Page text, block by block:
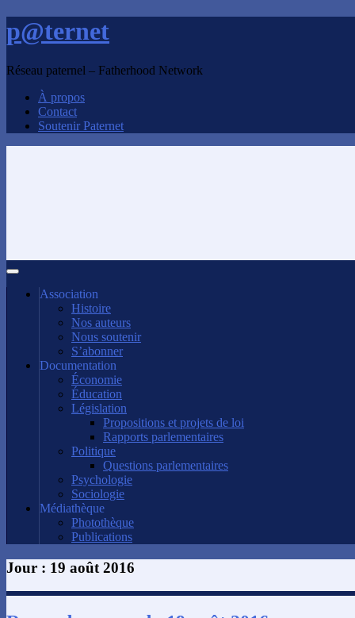
p@ternet
Réseau paternel – Fatherhood Network
À propos
Contact
Soutenir Paternet
Association
Histoire
Nos auteurs
Nous soutenir
S’abonner
Documentation
Économie
Éducation
Législation
Propositions et projets de loi
Rapports parlementaires
Politique
Questions parlementaires
Psychologie
Sociologie
Médiathèque
Photothèque
Publications
Jour : 19 août 2016